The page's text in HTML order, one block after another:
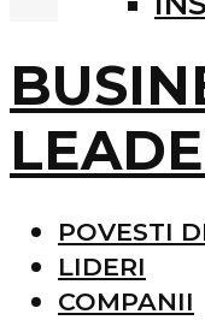
POVESTI
LIDERI
COMPANII